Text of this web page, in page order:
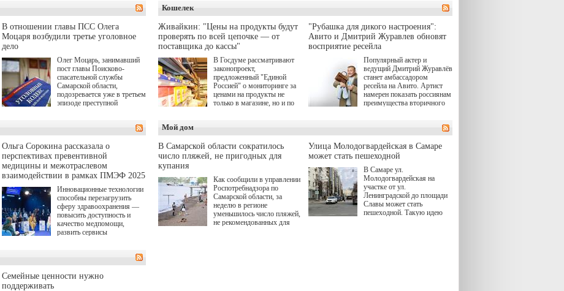
игре "Мир танков"
выступили "Ростелеком",
партия "Единая Россия",
игровая студия "Леста" и
и НМГ) по мотивам
одноименного романа
Сергея Лукьяненко. Главные
роли в проекте исполнили
Артем Кошман, Полина
Гухман, Вероника
Устимова, Олег Савостюк,
Святослав Рогожан, Кузьма
Котрелёв, Никита
Кологривый, Елисей
Чучилин, Александра
Дмитрий Куличков и Юлия
Волкова в роли родителей.
Режиссер-постановщик
проекта — Егор Чичканов
снова здравствуйте!").
href="https://wink.ru/series/kholod-
year-2026"
target="_blank">"Холод"
</a> (18+) останется только
на экране — весь август по
четвергам продолжат
выходить новые эпизоды
сериала, в котором
беспощадным возмездием в
духе графа Монте-Кристо
занимается наша
современница.
В отношении главы ПСС Олега
Моцаря возбудили третье уголовное
дело
Олег Моцарь, занимавший
пост главы Поисково-
спасательной службы
Самарской области,
подозревается уже в третьем
эпизоде преступной
о превышении полномочий,
а сам он находится в СИЗО.
Кошелек
Живайкин: "Цены на продукты будут
проверять по всей цепочке — от
поставщика до кассы"
В Госдуме рассматривают
законопроект,
предложенный "Единой
Россией" о мониторинге за
ценами на продукты не
только в магазине, но и по
подорожания было понятно,
где именно цена "поехала"
вверх и кто её разогнал.
"Рубашка для дикого настроения":
Авито и Дмитрий Журавлев обновят
восприятие ресейла
Популярный актер и
ведущий Дмитрий Журавлёв
станет амбассадором
ресейла на Авито. Артист
намерен показать россиянам
преимущества вторичного
для современного и умного
человека.
Ольга Сорокина рассказала о
перспективах превентивной
медицины и межотраслевом
взаимодействии в рамках ПМЭФ 2025
Инновационные технологии
способны перезагрузить
сферу здравоохранения —
повысить доступность и
качество медпомощи,
развить сервисы
определенными барьерами.
К ним можно отнести
Мой дом
В Самарской области сократилось
число пляжей, не пригодных для
купания
Как сообщили в управлении
Роспотребнадзора по
Самарской области, за
неделю в регионе
уменьшилось число пляжей,
не рекомендованных для
Улица Молодогвардейская в Самаре
может стать пешеходной
В Самаре ул.
Молодогвардейская на
участке от ул.
Ленинградской до площади
Славы может стать
пешеходной. Такую идею
Семейные ценности нужно
поддерживать